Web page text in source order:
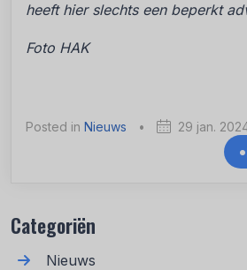
heeft hier slechts een beperkt
Foto HAK
Posted in Nieuws • 29 jan.
Categoriën
Nieuws